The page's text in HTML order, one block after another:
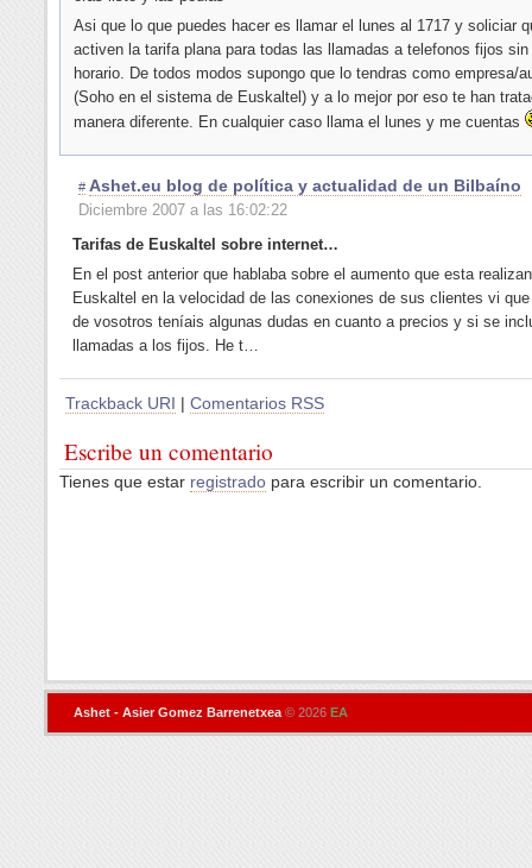
Asi que lo que puedes hacer es llamar el lunes al 1717 y soliciar
activen la tarifa plana para todas las llamadas a telefonos fijos
horario. De todos modos supongo que lo tendras como empresa/
(Soho en el sistema de Euskaltel) y a lo mejor por eso te han
manera diferente. En cualquier caso llama el lunes y me cuentas
# Ashet.eu blog de política y actualidad de un Bilbaíno
Diciembre 2007 a las 16:02:22
Tarifas de Euskaltel sobre internet…
En el post anterior que hablaba sobre el aumento que esta
Euskaltel en la velocidad de las conexiones de sus clientes vi
de vosotros teníais algunas dudas en cuanto a precios y si se
llamadas a los fijos. He t…
Trackback URI | Comentarios RSS
Escribe un comentario
Tienes que estar registrado para escribir un comentario.
Ashet - Asier Gomez Barrenetxea © 2026 EA